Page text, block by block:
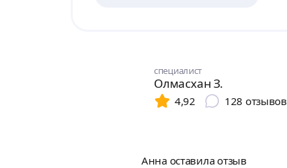
специалист
Олмасхан З.
4,92
128 отзывов
Анна оставила отзыв